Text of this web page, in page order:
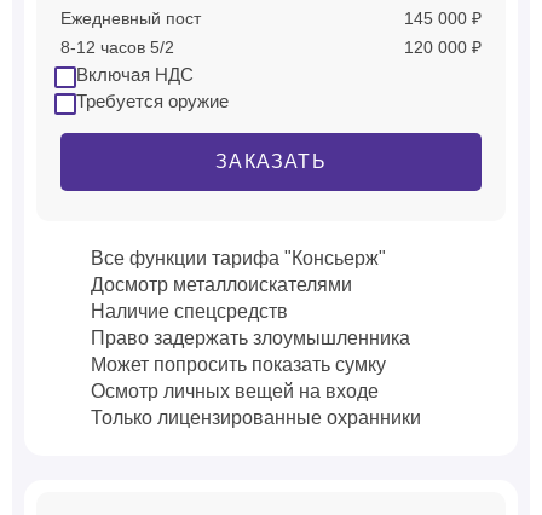
Ежедневный пост
145 000 ₽
8-12 часов 5/2
120 000 ₽
Включая НДС
Требуется оружие
ЗАКАЗАТЬ
Все функции тарифа "Консьерж"
Досмотр металлоискателями
Наличие спецсредств
Право задержать злоумышленника
Может попросить показать сумку
Осмотр личных вещей на входе
Только лицензированные охранники